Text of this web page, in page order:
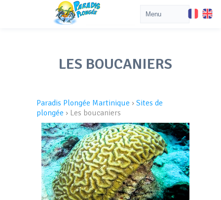
LES BOUCANIERS
Paradis Plongée Martinique › Sites de
plongée › Les boucaniers